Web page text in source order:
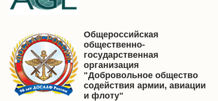
Общероссийская
общественно-
государственная
организация
"Добровольное общество
содействия армии, авиации
и флоту"